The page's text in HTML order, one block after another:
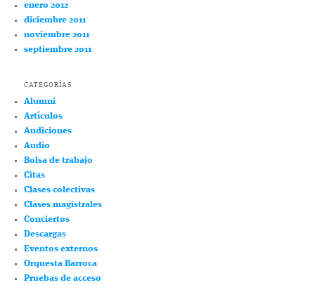
enero 2012
diciembre 2011
noviembre 2011
septiembre 2011
CATEGORÍAS
Alumni
Artículos
Audiciones
Audio
Bolsa de trabajo
Citas
Clases colectivas
Clases magistrales
Conciertos
Descargas
Eventos externos
Orquesta Barroca
Pruebas de acceso